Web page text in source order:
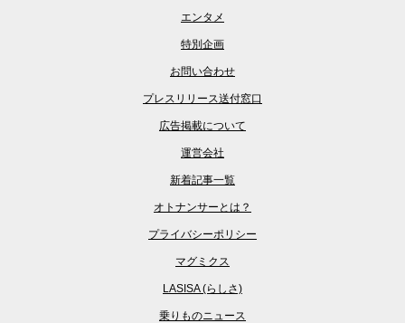
エンタメ
特別企画
お問い合わせ
プレスリリース送付窓口
広告掲載について
運営会社
新着記事一覧
オトナンサーとは？
プライバシーポリシー
マグミクス
LASISA (らしさ)
乗りものニュース